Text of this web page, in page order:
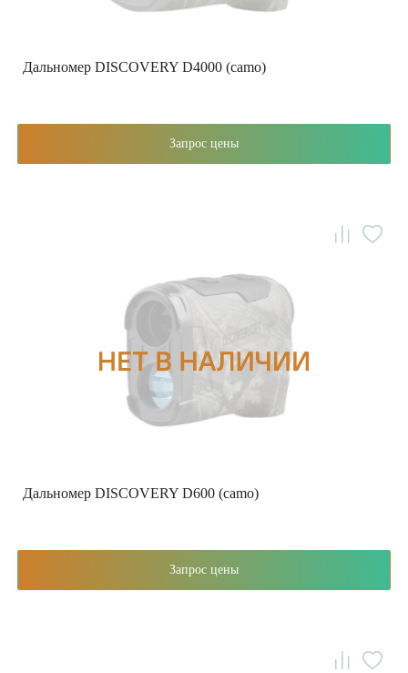
Дальномер DISCOVERY D4000 (camo)
Запрос цены
Дальномер DISCOVERY D600 (camo)
Запрос цены